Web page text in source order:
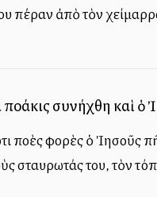
πέραν ἀπὸ τὸν
συνήχθη καὶ ὁ
φορὲς ὁ Ἰησοῦς
του, τὸν